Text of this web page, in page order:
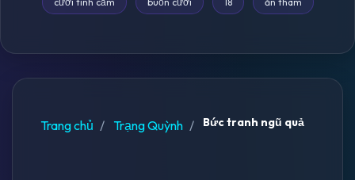
Trang chủ Trạng Quỳnh Bức tranh ngũ quả